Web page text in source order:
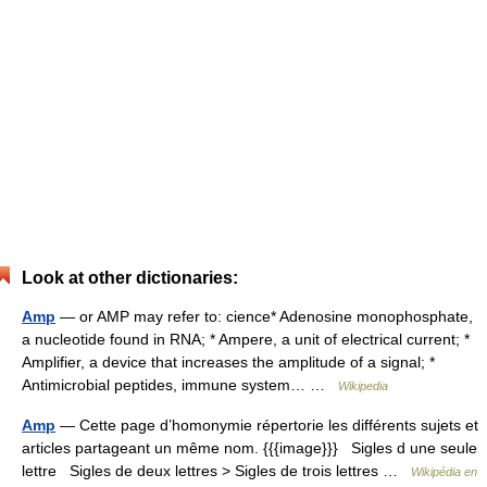
Look at other dictionaries:
Amp — or AMP may refer to: cience* Adenosine monophosphate,
a nucleotide found in RNA; * Ampere, a unit of electrical current; *
Amplifier, a device that increases the amplitude of a signal; *
Antimicrobial peptides, immune system… …
Wikipedia
Amp — Cette page d’homonymie répertorie les différents sujets et
articles partageant un même nom. {{{image}}} Sigles d une seule
lettre Sigles de deux lettres > Sigles de trois lettres …
Wikipédia en